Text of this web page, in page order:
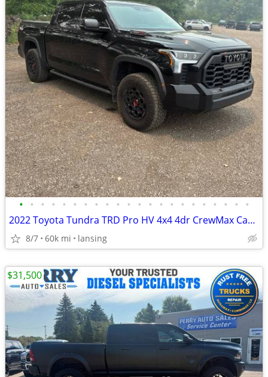
• • • • • • • • • • • • • • • • • • • • • •
2022 Toyota Tundra TRD Pro HV 4x4 4dr CrewMax Cab Pickup SB
8/7 60k mi lansing
$31,500